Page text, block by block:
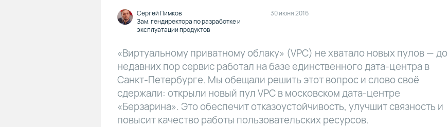
Сергей Пимков
Зам. гендиректора по разработке и
эксплуатации продуктов
30 июня 2016
«Виртуальному приватному облаку» (VPC) не хватало новых пулов — до
недавних пор сервис работал на базе единственного дата-центра в
Санкт-Петербурге. Мы обещали решить этот вопрос и слово своё
сдержали: открыли новый пул VPC в московском дата-центре
«Берзарина». Это обеспечит отказоустойчивость, улучшит связность и
повысит качество работы пользовательских ресурсов.